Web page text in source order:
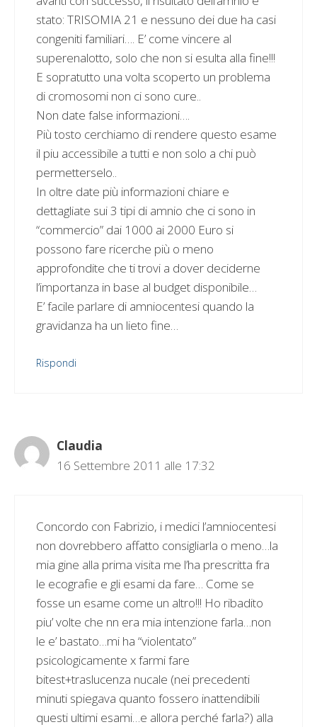
stato: TRISOMIA 21 e nessuno dei due ha casi
congeniti familiari…. E’ come vincere al
superenalotto, solo che non si esulta alla fine!!!
E sopratutto una volta scoperto un problema
di cromosomi non ci sono cure..
Non date false informazioni….
Più tosto cerchiamo di rendere questo esame
il piu accessibile a tutti e non solo a chi può
permetterselo..
In oltre date più informazioni chiare e
dettagliate sui 3 tipi di amnio che ci sono in
“commercio” dai 1000 ai 2000 Euro si
possono fare ricerche più o meno
approfondite che ti trovi a dover deciderne
l’importanza in base al budget disponibile…
E’ facile parlare di amniocentesi quando la
gravidanza ha un lieto fine…
Rispondi
Claudia
16 Settembre 2011 alle 17:32
Concordo con Fabrizio, i medici l’amniocentesi
non dovrebbero affatto consigliarla o meno…la
mia gine alla prima visita me l’ha prescritta fra
le ecografie e gli esami da fare… Come se
fosse un esame come un altro!!! Ho ribadito
piu’ volte che nn era mia intenzione farla…non
le e’ bastato…mi ha “violentato”
psicologicamente x farmi fare
bitest+traslucenza nucale (nei precedenti
minuti spiegava quanto fossero inattendibili
questi ultimi esami…e allora perché farla?) alla